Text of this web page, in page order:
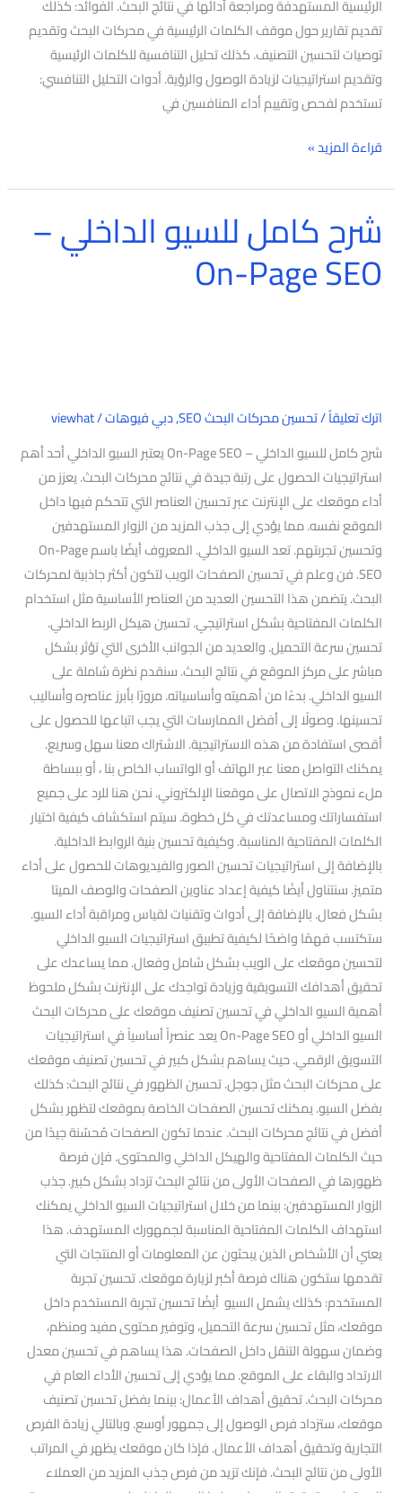
الرئيسية المستهدفة ومراجعة أدائها في نتائج البحث. الفوائد: كذلك
تقديم تقارير حول موقف الكلمات الرئيسية في محركات البحث وتقديم
توصيات لتحسين التصنيف. كذلك تحليل التنافسية للكلمات الرئيسية
وتقديم استراتيجيات لزيادة الوصول والرؤية. أدوات التحليل التنافسي:
تستخدم لفحص وتقييم أداء المنافسين في
قراءة المزيد »
شرح كامل للسيو الداخلي –
On-Page SEO
اترك تعليقاً/تحسين محركات البحث SEO ,دبي فيوهات/
viewhat
شرح كامل للسيو الداخلي – On-Page SEO يعتبر السيو الداخلي أحد أهم
استراتيجيات الحصول على رتبة جيدة في نتائج محركات البحث. يعزز من
أداء موقعك على الإنترنت عبر تحسين العناصر التي تتحكم فيها داخل
الموقع نفسه. مما يؤدي إلى جذب المزيد من الزوار المستهدفين
وتحسين تجربتهم. تعد السيو الداخلي. المعروف أيضًا باسم On-Page
SEO. فن وعلم في تحسين الصفحات الويب لتكون أكثر جاذبية لمحركات
البحث. يتضمن هذا التحسين العديد من العناصر الأساسية مثل استخدام
الكلمات المفتاحية بشكل استراتيجي. تحسين هيكل الربط الداخلي.
تحسين سرعة التحميل. والعديد من الجوانب الأخرى التي تؤثر بشكل
مباشر على مركز الموقع في نتائج البحث. سنقدم نظرة شاملة على
السيو الداخلي. بدءًا من أهميته وأساسياته. مرورًا بأبرز عناصره وأساليب
تحسينها. وصولًا إلى أفضل الممارسات التي يجب اتباعها للحصول على
أقصى استفادة من هذه الاستراتيجية. الاشتراك معنا سهل وسريع.
يمكنك التواصل معنا عبر الهاتف أو الواتساب الخاص بنا ، أو ببساطة
ملء نموذج الاتصال على موقعنا الإلكتروني. نحن هنا للرد على جميع
استفساراتك ومساعدتك في كل خطوة. سيتم استكشاف كيفية اختيار
الكلمات المفتاحية المناسبة. وكيفية تحسين بنية الروابط الداخلية.
بالإضافة إلى استراتيجيات تحسين الصور والفيديوهات للحصول على أداء
متميز. سنتناول أيضًا كيفية إعداد عناوين الصفحات والوصف الميتا
بشكل فعال. بالإضافة إلى أدوات وتقنيات لقياس ومراقبة أداء السيو.
ستكتسب فهمًا واضحًا لكيفية تطبيق استراتيجيات السيو الداخلي
لتحسين موقعك على الويب بشكل شامل وفعال. مما يساعدك على
تحقيق أهدافك التسويقية وزيادة تواجدك على الإنترنت بشكل ملحوظ
أهمية السيو الداخلي في تحسين تصنيف موقعك على محركات البحث
السيو الداخلي أو On-Page SEO يعد عنصراً أساسياً في استراتيجيات
التسويق الرقمي. حيث يساهم بشكل كبير في تحسين تصنيف موقعك
على محركات البحث مثل جوجل. تحسين الظهور في نتائج البحث: كذلك
بفضل السيو. يمكنك تحسين الصفحات الخاصة بموقعك لتظهر بشكل
أفضل في نتائج محركات البحث. عندما تكون الصفحات مُحسّنة جيدًا من
حيث الكلمات المفتاحية والهيكل الداخلي والمحتوى. فإن فرصة
ظهورها في الصفحات الأولى من نتائج البحث تزداد بشكل كبير. جذب
الزوار المستهدفين: بينما من خلال استراتيجيات السيو الداخلي يمكنك
استهداف الكلمات المفتاحية المناسبة لجمهورك المستهدف. هذا
يعني أن الأشخاص الذين يبحثون عن المعلومات أو المنتجات التي
تقدمها ستكون هناك فرصة أكبر لزيارة موقعك. تحسين تجربة
المستخدم: كذلك يشمل السيو أيضًا تحسين تجربة المستخدم داخل
موقعك، مثل تحسين سرعة التحميل، وتوفير محتوى مفيد ومنظم،
وضمان سهولة التنقل داخل الصفحات. هذا يساهم في تحسين معدل
الارتداد والبقاء على الموقع. مما يؤدي إلى تحسين الأداء العام في
محركات البحث. تحقيق أهداف الأعمال: بينما بفضل تحسين تصنيف
موقعك، ستزداد فرص الوصول إلى جمهور أوسع. وبالتالي زيادة الفرص
التجارية وتحقيق أهداف الأعمال. فإذا كان موقعك يظهر في المراتب
الأولى من نتائج البحث. فإنك تزيد من فرص جذب المزيد من العملاء
شرح
كامل
للسيو
الداخلي